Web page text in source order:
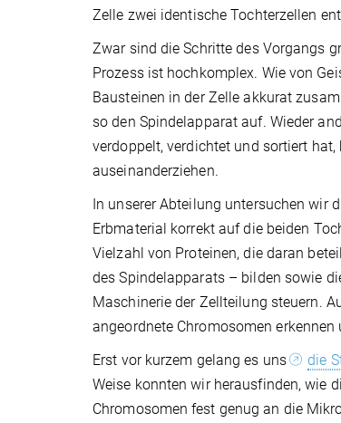
Zelle zwei identische Tochterzellen
Zwar sind die Schritte des Vorgangs
Prozess ist hochkomplex. Wie von
Bausteinen in der Zelle akkurat
so den Spindelapparat auf. Wieder
verdoppelt, verdichtet und sortiert
auseinanderziehen.
In unserer Abteilung untersuchen wir
Erbmaterial korrekt auf die beiden
Vielzahl von Proteinen, die daran
des Spindelapparats – bilden sowie
Maschinerie der Zellteilung steuern.
angeordnete Chromosomen
Erst vor kurzem gelang es uns
die
Weise konnten wir herausfinden, wie
Chromosomen fest genug an die